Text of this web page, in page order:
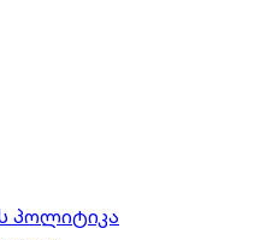
პოლიტიკა